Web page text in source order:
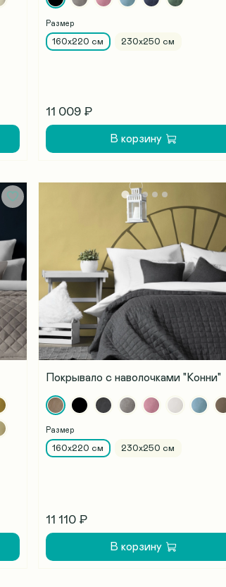
Размер
160х220 см 230х250 см
11 009 ₽
В корзину
Покрывало с наволочками "Конни"
Размер
160х220 см 230х250 см
11 110 ₽
В корзину